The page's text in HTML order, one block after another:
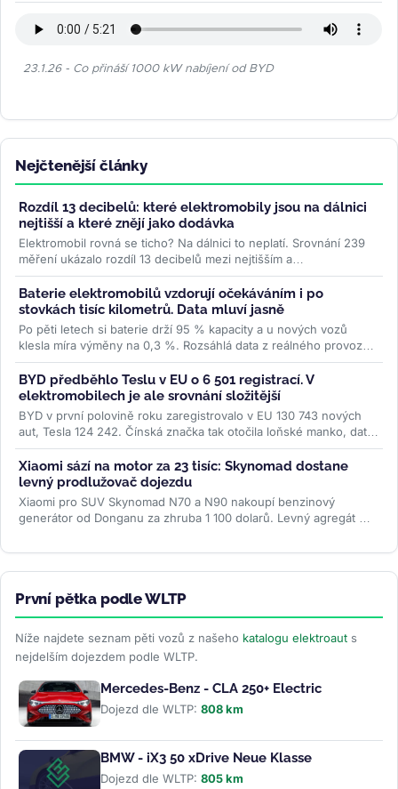
23.1.26 - Co přináší 1000 kW nabíjení od BYD
Nejčtenější články
Rozdíl 13 decibelů: které elektromobily jsou na dálnici
nejtišší a které znějí jako dodávka
Elektromobil rovná se ticho? Na dálnici to neplatí. Srovnání 239
měření ukázalo rozdíl 13 decibelů mezi nejtišším a
nejhlučnějším...>>
Baterie elektromobilů vzdorují očekáváním i po
stovkách tisíc kilometrů. Data mluví jasně
Po pěti letech si baterie drží 95 % kapacity a u nových vozů
klesla míra výměny na 0,3 %. Rozsáhlá data z reálného provozu
boří mýty,...>>
BYD předběhlo Teslu v EU o 6 501 registrací. V
elektromobilech je ale srovnání složitější
BYD v první polovině roku zaregistrovalo v EU 130 743 nových
aut, Tesla 124 242. Čínská značka tak otočila loňské manko, data
ACEA ale...>>
Xiaomi sází na motor za 23 tisíc: Skynomad dostane
levný prodlužovač dojezdu
Xiaomi pro SUV Skynomad N70 a N90 nakoupí benzinový
generátor od Donganu za zhruba 1 100 dolarů. Levný agregát má
První pětka podle WLTP
Níže najdete seznam pěti vozů z našeho katalogu elektroaut s
nejdelším dojezdem podle WLTP.
Mercedes-Benz - CLA 250+ Electric
Dojezd dle WLTP: 808 km
BMW - iX3 50 xDrive Neue Klasse
Dojezd dle WLTP: 805 km